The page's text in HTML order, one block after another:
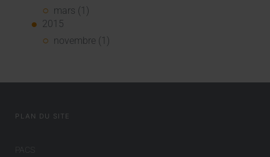
mars (1)
2015
novembre (1)
PLAN DU SITE
PACS